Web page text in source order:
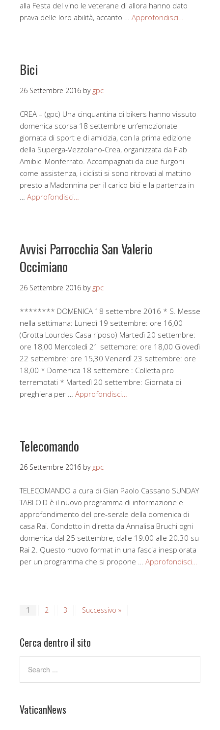
alla Festa del vino le veterane di allora hanno dato
prava delle loro abilità, accanto … Approfondisci…
Bici
26 Settembre 2016 by gpc
CREA – (gpc) Una cinquantina di bikers hanno vissuto
domenica scorsa 18 settembre un’emozionate
giornata di sport e di amicizia, con la prima edizione
della Superga-Vezzolano-Crea, organizzata da Fiab
Amibici Monferrato. Accompagnati da due furgoni
come assistenza, i ciclisti si sono ritrovati al mattino
presto a Madonnina per il carico bici e la partenza in
… Approfondisci…
Avvisi Parrocchia San Valerio
Occimiano
26 Settembre 2016 by gpc
******** DOMENICA 18 settembre 2016 * S. Messe
nella settimana: Lunedì 19 settembre: ore 16,00
(Grotta Lourdes Casa riposo) Martedì 20 settembre:
ore 18,00 Mercoledì 21 settembre: ore 18,00 Giovedì
22 settembre: ore 15,30 Venerdì 23 settembre: ore
18,00 * Domenica 18 settembre : Colletta pro
terremotati * Martedì 20 settembre: Giornata di
preghiera per … Approfondisci…
Telecomando
26 Settembre 2016 by gpc
TELECOMANDO a cura di Gian Paolo Cassano SUNDAY
TABLOID è il nuovo programma di informazione e
approfondimento del pre-serale della domenica di
casa Rai. Condotto in diretta da Annalisa Bruchi ogni
domenica dal 25 settembre, dalle 19.00 alle 20.30 su
Rai 2. Questo nuovo format in una fascia inesplorata
per un programma che si propone … Approfondisci…
1 2 3 Successivo »
Cerca dentro il sito
VaticanNews